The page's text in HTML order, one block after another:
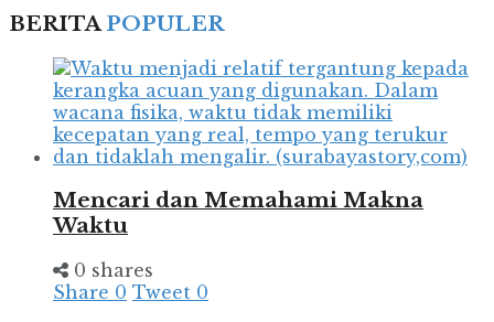
BERITAPOPULER
Mencari dan Memahami Makna
Waktu
0 shares
Share 0 Tweet 0